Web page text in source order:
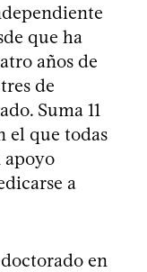
que ha
años de
de
Suma 11
el que todas
apoyo
a
en